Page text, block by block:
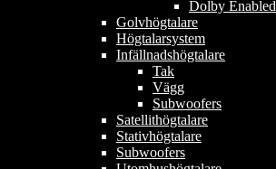
Dolby Enabled
Golvhögtalare
Högtalarsystem
Infällnadshögtalare
Tak
Vägg
Subwoofers
Satellithögtalare
Stativhögtalare
Subwoofers